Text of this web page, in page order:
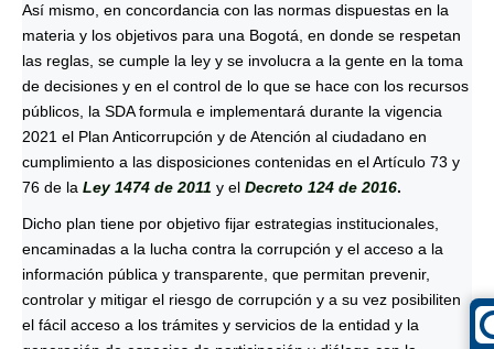
Así mismo, en concordancia con las normas dispuestas en la
materia y los objetivos para una Bogotá, en donde se respetan
las reglas, se cumple la ley y se involucra a la gente en la toma
de decisiones y en el control de lo que se hace con los recursos
públicos, la SDA formula e implementará durante la vigencia
2021 el Plan Anticorrupción y de Atención al ciudadano en
cumplimiento a las disposiciones contenidas en el Artículo 73 y
76 de la Ley 1474 de 2011 y el Decreto 124 de 2016.
Dicho plan tiene por objetivo fijar estrategias institucionales,
encaminadas a la lucha contra la corrupción y el acceso a la
información pública y transparente, que permitan prevenir,
controlar y mitigar el riesgo de corrupción y a su vez posibiliten
el fácil acceso a los trámites y servicios de la entidad y la